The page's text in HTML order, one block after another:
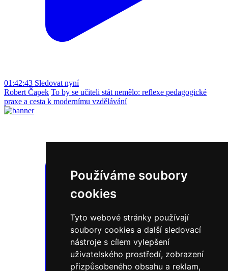
Používáme soubory
cookies
Tyto webové stránky používají
soubory cookies a další sledovací
nástroje s cílem vylepšení
uživatelského prostředí, zobrazení
přizpůsobeného obsahu a reklam,
01:42:43 Sledovat nyní
Robert Čapek To by se učiteli stát nemělo: reflexe pedagogické
praxe a cesta k modernímu vzdělávání